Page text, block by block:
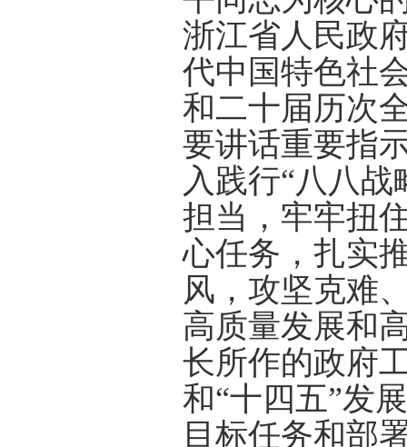
浙江省人民政
代中国特色社
和二十届历次
要讲话重要指
入践行“八八
担当，牢牢扭
心任务，扎实
风，攻坚克难
高质量发展和
长所作的政府
和“十四五”发
目标任务和部